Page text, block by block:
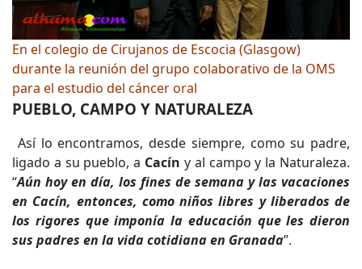
En el colegio de Cirujanos de Escocia (Glasgow)
durante la reunión del grupo colaborativo de la OMS
para el estudio del cáncer oral
PUEBLO, CAMPO Y NATURALEZA
Así lo encontramos, desde siempre, como su padre,
ligado a su pueblo, a Cacín y al campo y la Naturaleza.
“Aún hoy en día, los fines de semana y las vacaciones
en Cacín, entonces, como niños libres y liberados de
los rigores que imponía la educación que les dieron
sus padres en la vida cotidiana en Granada”.